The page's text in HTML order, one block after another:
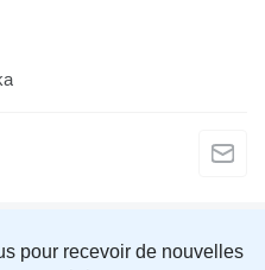
pour recevoir de nouvelles